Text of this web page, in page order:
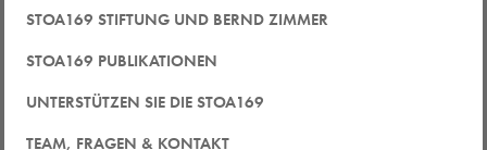
STOA169 STIFTUNG UND BERND ZIMMER
STOA169 PUBLIKATIONEN
UNTERSTÜTZEN SIE DIE STOA169
TEAM, FRAGEN & KONTAKT